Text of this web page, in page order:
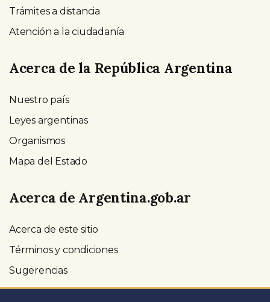
Trámites a distancia
Atención a la ciudadanía
Acerca de la República Argentina
Nuestro país
Leyes argentinas
Organismos
Mapa del Estado
Acerca de Argentina.gob.ar
Acerca de este sitio
Términos y condiciones
Sugerencias